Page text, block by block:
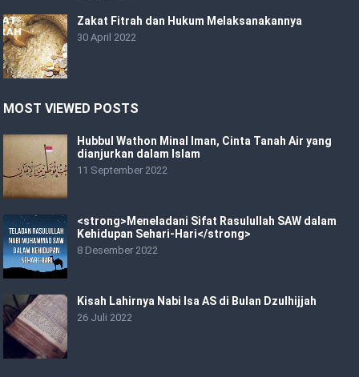
Zakat Fitrah dan Hukum Melaksanakannya
30 April 2022
MOST VIEWED POSTS
Hubbul Wathon Minal Iman, Cinta Tanah Air yang
dianjurkan dalam Islam
11 September 2022
<strong>Meneladani Sifat Rasulullah SAW dalam
Kehidupan Sehari-Hari</strong>
8 Desember 2022
Kisah Lahirnya Nabi Isa AS di Bulan Dzulhijjah
26 Juli 2022